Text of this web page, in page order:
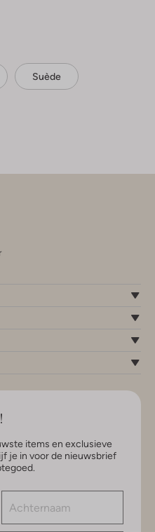
Suède
items en exclusieve
je in voor de nieuwsbrief